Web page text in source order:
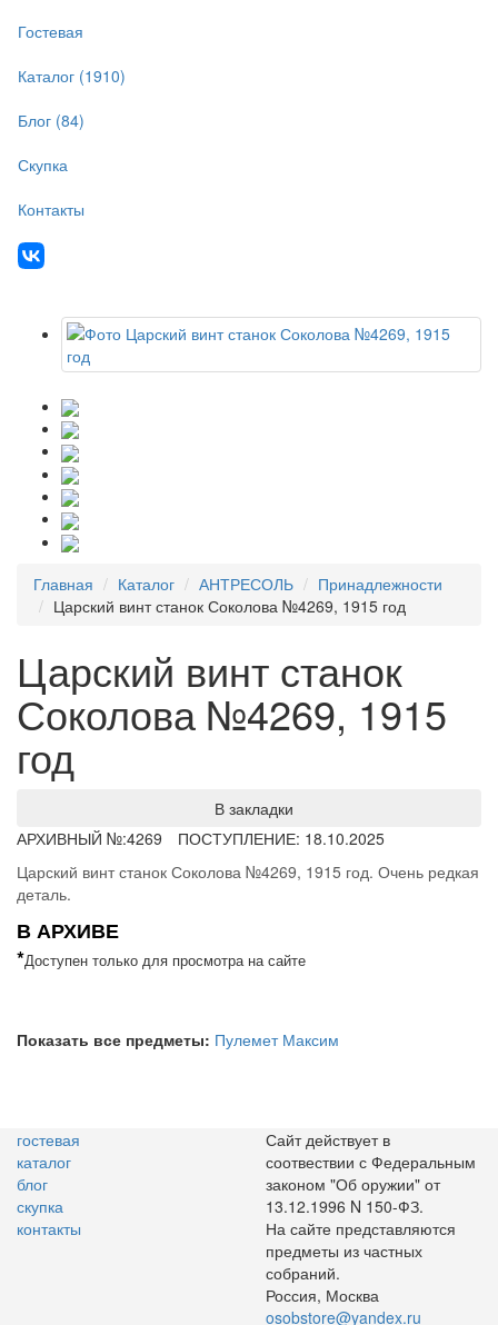
Гостевая
Каталог (1910)
Блог (84)
Скупка
Контакты
Главная Каталог АНТРЕСОЛЬ
Принадлежности
Царский винт станок Соколова №4269, 1915 год
Царский винт станок
Соколова №4269, 1915
год
В закладки
АРХИВНЫЙ №:4269
ПОСТУПЛЕНИЕ: 18.10.2025
Царский винт станок Соколова №4269, 1915 год. Очень редкая
деталь.
В АРХИВЕ
*Доступен только для просмотра на сайте
Показать все предметы: Пулемет Максим
гостевая
каталог
блог
скупка
контакты
Сайт действует в
соотвествии с Федеральным
законом "Об оружии" от
13.12.1996 N 150-ФЗ.
На сайте представляются
предметы из частных
собраний.
Россия, Москва
osobstore@yandex.ru